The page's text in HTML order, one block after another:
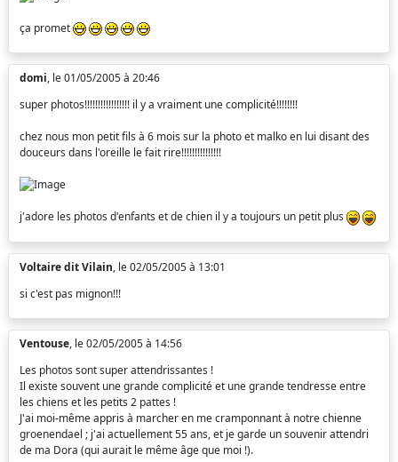
ça promet
domi, le 01/05/2005 à 20:46
super photos!!!!!!!!!!!!!!!!! il y a vraiment une complicité!!!!!!!!
chez nous mon petit fils à 6 mois sur la photo et malko en lui disant des
douceurs dans l'oreille le fait rire!!!!!!!!!!!!!!!
j'adore les photos d'enfants et de chien il y a toujours un petit plus
Voltaire dit Vilain, le 02/05/2005 à 13:01
si c'est pas mignon!!!
Ventouse, le 02/05/2005 à 14:56
Les photos sont super attendrissantes !
Il existe souvent une grande complicité et une grande tendresse entre
les chiens et les petits 2 pattes !
J'ai moi-même appris à marcher en me cramponnant à notre chienne
groenendael ; j'ai actuellement 55 ans, et je garde un souvenir attendri
de ma Dora (qui aurait le même âge que moi !).